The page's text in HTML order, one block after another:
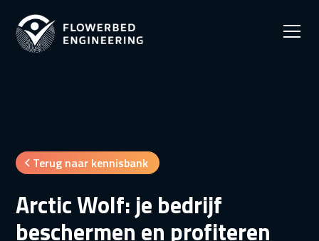
Terug naar kennisbank
Arctic Wolf: je bedrijf
beschermen en profiteren